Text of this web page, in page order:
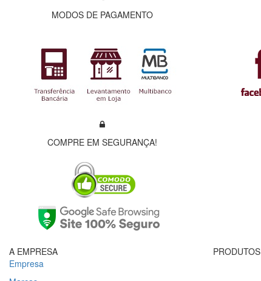
MODOS DE PAGAMENTO
COMPRE EM SEGURANÇA!
A EMPRESA
Empresa
PRODUTOS